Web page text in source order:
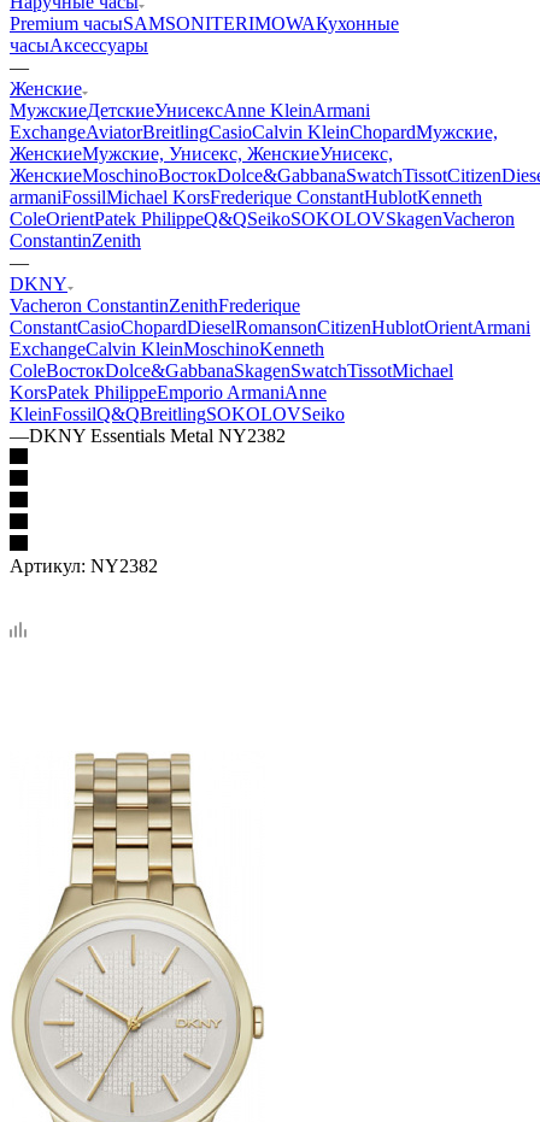
Premium часыSAMSONITERIMOWAКухонные
часыАксессуары
—
Женские
МужскиеДетскиеУнисексAnne KleinArmani
ExchangeAviatorBreitlingCasioCalvin KleinChopardМужские,
ЖенскиеМужские, Унисекс, ЖенскиеУнисекс,
ЖенскиеMoschinoВостокDolce&GabbanaSwatchTissotCitizen
armaniFossilMichael KorsFrederique ConstantHublotKenneth
ColeOrientPatek PhilippeQ&QSeikoSOKOLOVSkagenVacheron
ConstantinZenith
—
DKNY
Vacheron ConstantinZenithFrederique
ConstantCasioChopardDieselRomansonCitizenHublotOrientArmani
ExchangeCalvin KleinMoschinoKenneth
ColeВостокDolce&GabbanaSkagenSwatchTissotMichael
KorsPatek PhilippeEmporio ArmaniAnne
KleinFossilQ&QBreitlingSOKOLOVSeiko
—DKNY Essentials Metal NY2382
Артикул: NY2382